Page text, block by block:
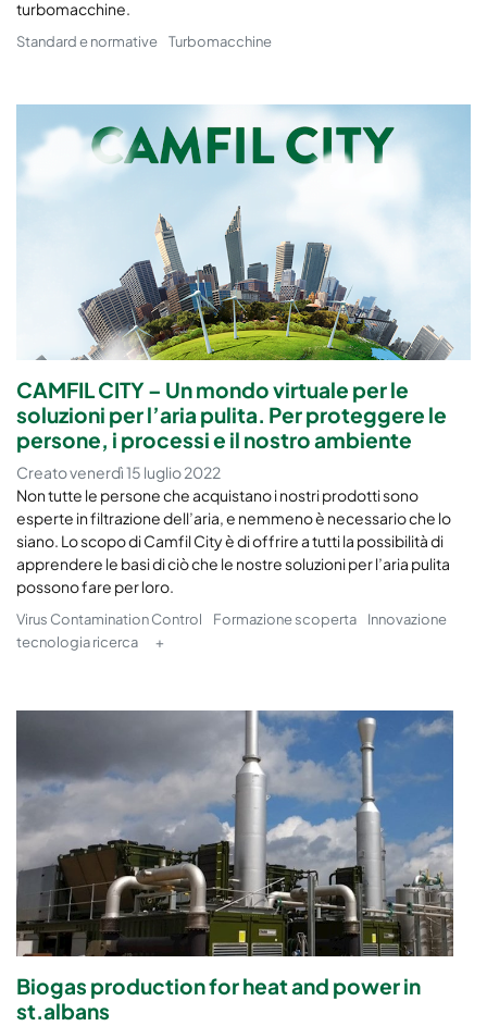
turbomacchine.
Standard e normative Turbomacchine
CAMFIL CITY – Un mondo virtuale per le
soluzioni per l’aria pulita. Per proteggere le
persone, i processi e il nostro ambiente
Creato venerdì 15 luglio 2022
Non tutte le persone che acquistano i nostri prodotti sono
esperte in filtrazione dell’aria, e nemmeno è necessario che lo
siano. Lo scopo di Camfil City è di offrire a tutti la possibilità di
apprendere le basi di ciò che le nostre soluzioni per l’aria pulita
possono fare per loro.
Virus Contamination Control Formazione scoperta
Innovazione
tecnologia ricerca
+
Biogas production for heat and power in
st.albans